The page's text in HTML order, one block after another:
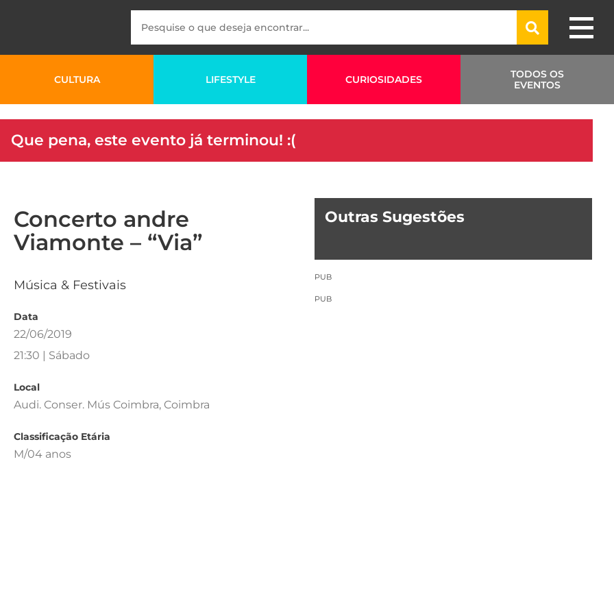
CULTURA LIFESTYLE CURIOSIDADES
TODOS OS
EVENTOS
Que pena, este evento já terminou! :(
Concerto andre
Viamonte – “Via”
Música & Festivais
Data
22/06/2019
21:30 | Sábado
Local
Audi. Conser. Mús Coimbra, Coimbra
Classificação Etária
M/04 anos
Outras Sugestões
PUB
PUB